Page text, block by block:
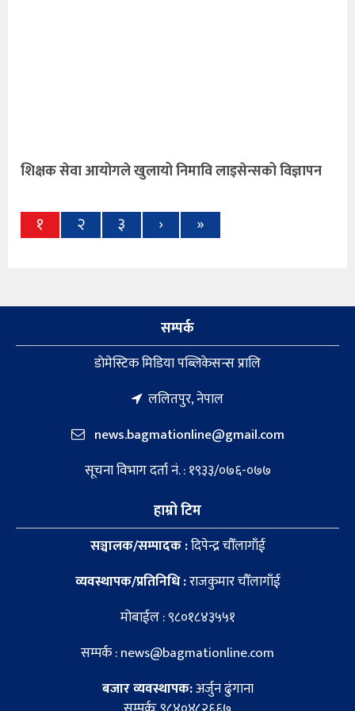
शिक्षक सेवा आयोगले खुलायो निमावि लाइसेन्सको विज्ञापन
१ २ ३ › »
सम्पर्क
डाेमेस्टिक मिडिया पब्लिकेसन्स प्रालि
ललितपुर, नेपाल
news.bagmationline@gmail.com
सूचना विभाग दर्ता नं. : १९३३/०७६-०७७
हाम्रो टिम
सञ्चालक/सम्पादक :दिपेन्द्र चौँलागाँई
व्यवस्थापक/प्रतिनिधि :राजकुमार चौँलागाँई
मोबाईल : ९८०१८४३५५१
सम्पर्क : news@bagmationline.com
बजार व्यवस्थापक:अर्जुन ढुंगाना